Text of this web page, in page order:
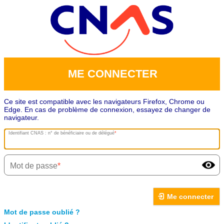
ME CONNECTER
Ce site est compatible avec les navigateurs Firefox, Chrome ou
Edge. En cas de problème de connexion, essayez de changer de
navigateur.
Identifiant CNAS : n° de bénéficiaire ou de délégué
Mot de passe
Me connecter
Mot de passe oublié ?